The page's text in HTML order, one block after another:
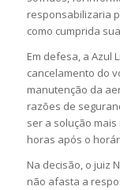
responsabilizaria
como cumprida
Em defesa, a Azul
cancelamento do
manutenção da
razões de
ser a solução
horas após o
Na decisão, o juiz
não afasta a